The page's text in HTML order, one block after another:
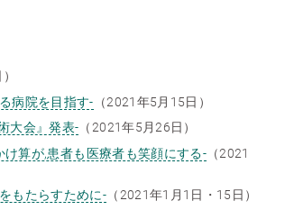
病院を目指す- （2021年5月15日）
大会』発表- （2021年5月26日）
け算が,患者も医療者も笑顔にする- （2021
もたらすために- （2021年1月1日・15日）